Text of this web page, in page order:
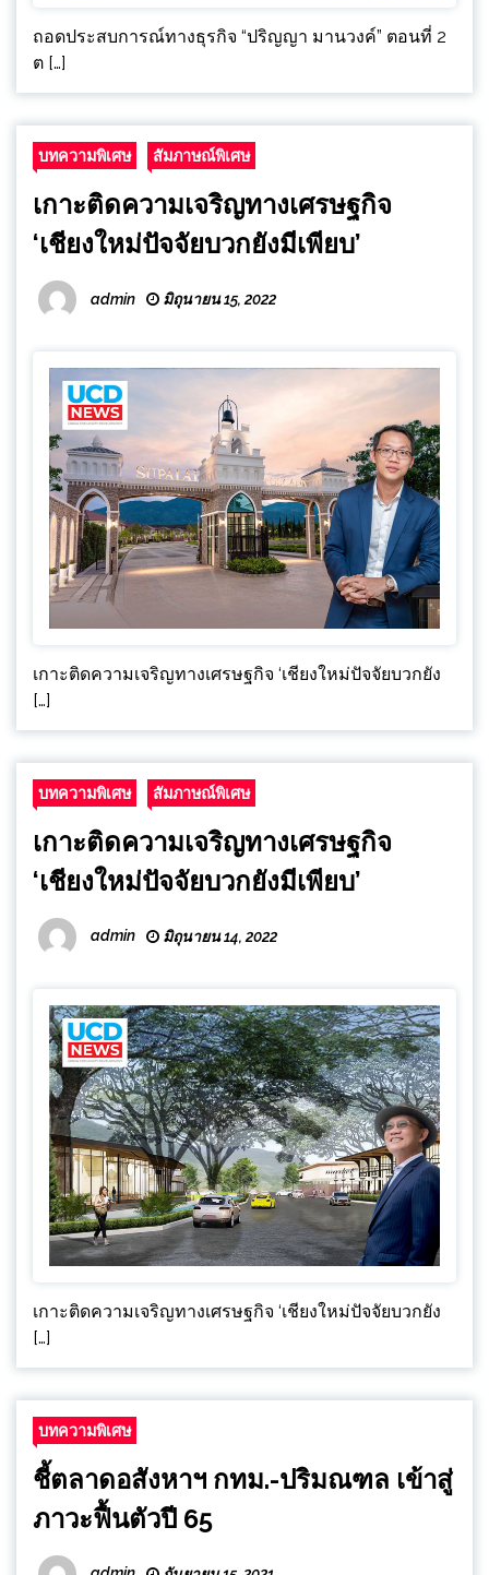
ถอดประสบการณ์ทางธุรกิจ “ปริญญา มานวงค์” ตอนที่ 2
ต […]
บทความพิเศษ สัมภาษณ์พิเศษ
เกาะติดความเจริญทางเศรษฐกิจ
‘เชียงใหม่ปัจจัยบวกยังมีเพียบ’
admin มิถุนายน 15, 2022
เกาะติดความเจริญทางเศรษฐกิจ ‘เชียงใหม่ปัจจัยบวกยัง
[…]
บทความพิเศษ สัมภาษณ์พิเศษ
เกาะติดความเจริญทางเศรษฐกิจ
‘เชียงใหม่ปัจจัยบวกยังมีเพียบ’
admin มิถุนายน 14, 2022
เกาะติดความเจริญทางเศรษฐกิจ ‘เชียงใหม่ปัจจัยบวกยัง
[…]
บทความพิเศษ
ชี้ตลาดอสังหาฯ กทม.-ปริมณฑล เข้าสู่
ภาวะฟื้นตัวปี 65